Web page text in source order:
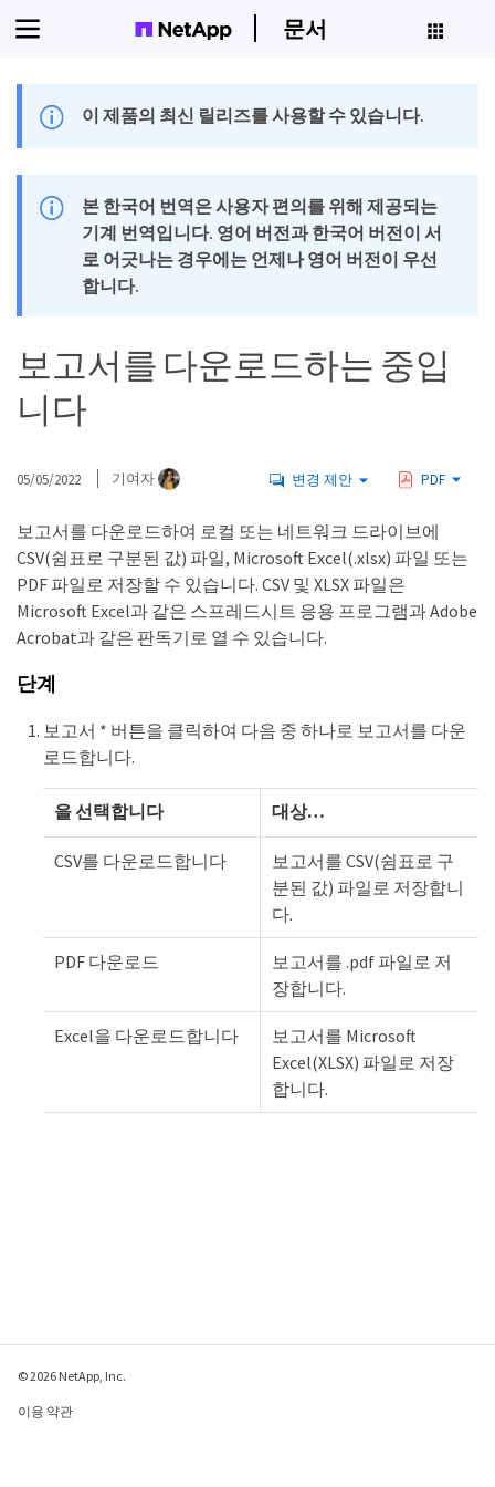
문서
이 제품의 최신 릴리즈를 사용할 수 있습니다.
본 한국어 번역은 사용자 편의를 위해 제공되는
기계 번역입니다. 영어 버전과 한국어 버전이 서
로 어긋나는 경우에는 언제나 영어 버전이 우선
합니다.
보고서를 다운로드하는 중입
니다
05/05/2022 기여자 변경 제안 PDF
보고서를 다운로드하여 로컬 또는 네트워크 드라이브에
CSV(쉼표로 구분된 값) 파일, Microsoft Excel(.xlsx) 파일 또는
PDF 파일로 저장할 수 있습니다. CSV 및 XLSX 파일은
Microsoft Excel과 같은 스프레드시트 응용 프로그램과 Adobe
Acrobat과 같은 판독기로 열 수 있습니다.
단계
보고서 * 버튼을 클릭하여 다음 중 하나로 보고서를 다운
로드합니다.
을 선택합니다 대상…​
CSV를 다운로드합니다
보고서를 CSV(쉼표로 구
분된 값) 파일로 저장합니
다.
PDF 다운로드
보고서를 .pdf 파일로 저
장합니다.
Excel을 다운로드합니다
보고서를 Microsoft
Excel(XLSX) 파일로 저장
합니다.
© 2026 NetApp, Inc.
이용 약관